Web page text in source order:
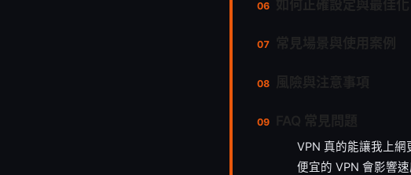
VPN 真的能讓我上網
便宜的 VPN 會影響速